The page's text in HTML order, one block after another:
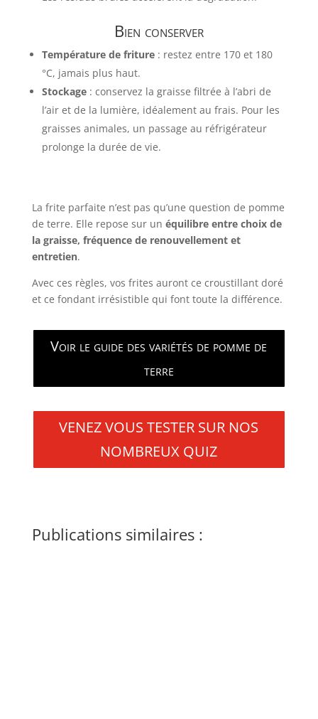
Bien conserver
Température de friture: restez entre 170 et 180
°C, jamais plus haut.
Stockage: conservez la graisse filtrée à l’abri de
l’air et de la lumière, idéalement au frais. Pour les
graisses animales, un passage au réfrigérateur
prolonge la durée de vie.
La frite parfaite n’est pas qu’une question de pomme
de terre. Elle repose sur un équilibre entre choix de
la graisse, fréquence de renouvellement et
entretien.
Avec ces règles, vos frites auront ce croustillant doré
et ce fondant irrésistible qui font toute la différence.
Voir le guide des variétés de pomme de
terre
VENEZ VOUS TESTER SUR NOS
NOMBREUX QUIZ
Publications similaires :